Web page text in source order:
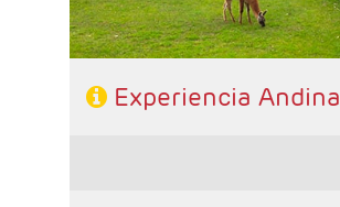
Experiencia Andina